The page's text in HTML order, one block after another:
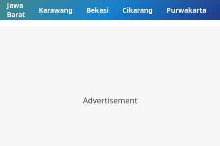
Jawa
Barat
Karawang Bekasi Cikarang Purwakarta